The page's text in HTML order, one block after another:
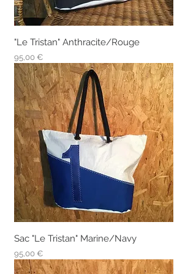
"Le Tristan" Anthracite/Rouge
Prix
95,00 €
Sac "Le Tristan" Marine/Navy
Prix
95,00 €